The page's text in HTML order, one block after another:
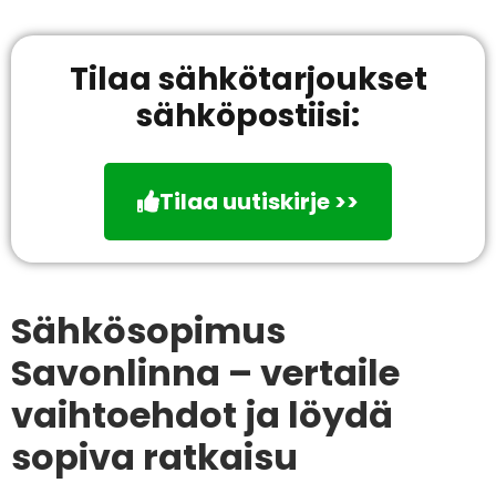
Tilaa sähkötarjoukset
sähköpostiisi:
Tilaa uutiskirje >>
Sähkösopimus
Savonlinna – vertaile
vaihtoehdot ja löydä
sopiva ratkaisu